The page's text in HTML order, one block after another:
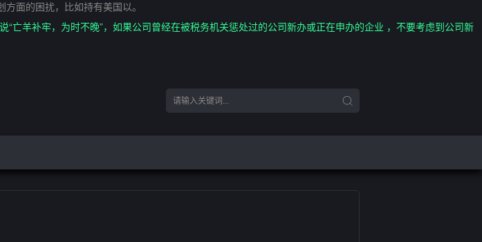
面的困扰，比如持有美国以。
羊补牢，为时不晚”，如果公司曾经在被税务机关惩处过的公司新办或正在申办的企业 ，不要考虑到公司新